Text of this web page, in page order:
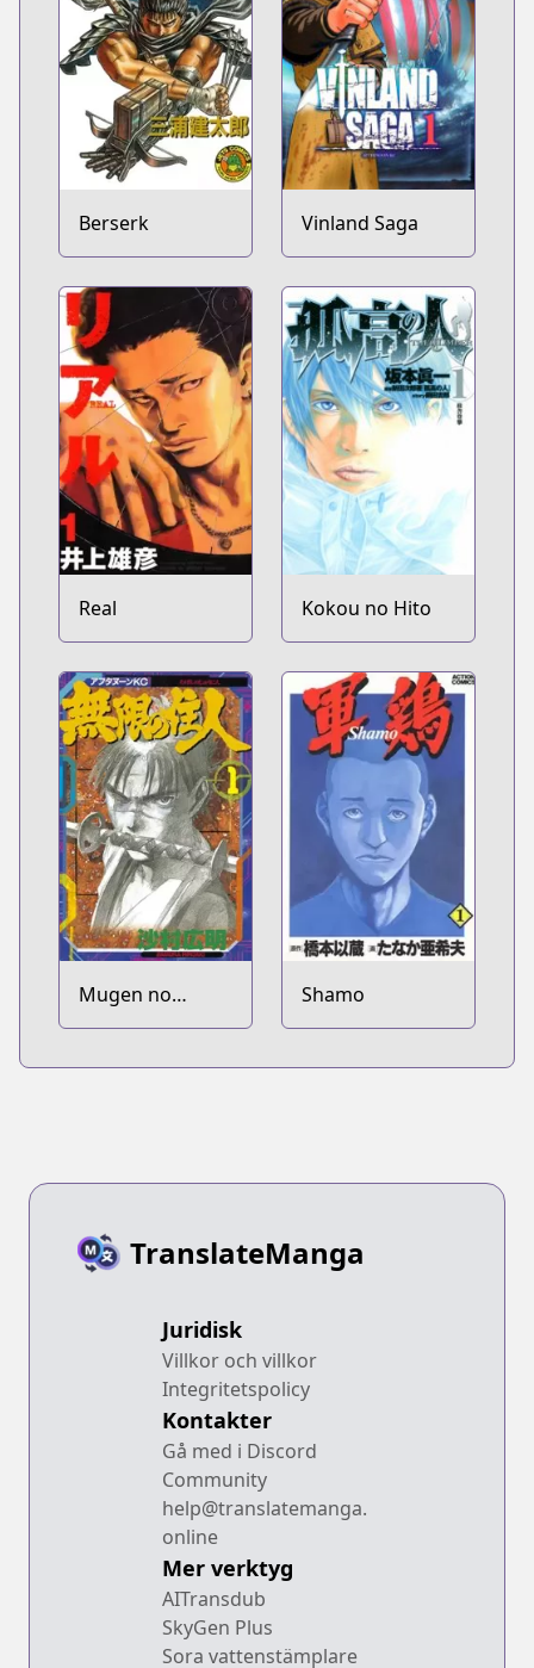
Berserk Vinland Saga
Real Kokou no Hito
Mugen no
Juunin
Shamo
TranslateManga
Juridisk
Villkor och villkor
Integritetspolicy
Kontakter
Gå med i Discord
Community
help@translatemanga.
online
Mer verktyg
AITransdub
SkyGen Plus
Sora vattenstämplare